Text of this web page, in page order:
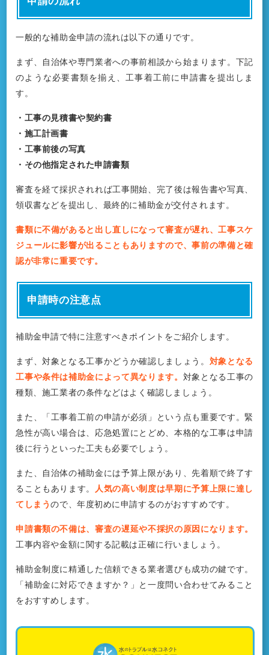
一般的な補助金申請の流れは以下の通りです。
まず、自治体や専門業者への事前相談から始まります。下記
のような必要書類を揃え、工事着工前に申請書を提出しま
す。
・工事の見積書や契約書
・施工計画書
・工事前後の写真
・その他指定された申請書類
審査を経て採択されれば工事開始、完了後は報告書や写真、
領収書などを提出し、最終的に補助金が交付されます。
書類に不備があると出し直しになって審査が遅れ、工事スケ
ジュールに影響が出ることもありますので、事前の準備と確
認が非常に重要です。
申請時の注意点
補助金申請で特に注意すべきポイントをご紹介します。
まず、対象となる工事かどうか確認しましょう。 対象となる
工事や条件は補助金によって異なります。 対象となる工事の
種類、施工業者の条件などはよく確認しましょう。
また、「工事着工前の申請が必須」という点も重要です。緊
急性が高い場合は、応急処置にとどめ、本格的な工事は申請
後に行うといった工夫も必要でしょう。
また、自治体の補助金には予算上限があり、先着順で終了す
ることもあります。
人気の高い制度は早期に予算上限に達し
てしまうので、年度初めに申請するのがおすすめです。
申請書類の不備は、審査の遅延や不採択の原因になります。
工事内容や金額に関する記載は正確に行いましょう。
補助金制度に精通した信頼できる業者選びも成功の鍵です。
「補助金に対応できますか？」と一度問い合わせてみること
をおすすめします。